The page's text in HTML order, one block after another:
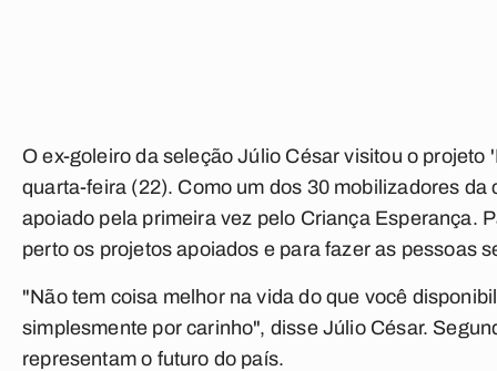
O ex-goleiro da seleção Júlio César visitou o
quarta-feira (22). Como um dos 30 mobilizadores
apoiado pela primeira vez pelo Criança Esperança.
perto os projetos apoiados e para fazer as pessoas
"Não tem coisa melhor na vida do que você
simplesmente por carinho", disse Júlio César.
representam o futuro do país.